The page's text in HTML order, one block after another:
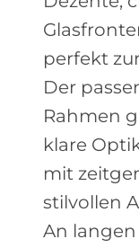
perfekt
Der
Rahmen
klare
mit
stilvollen
An